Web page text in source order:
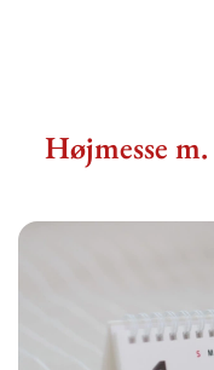
Højmesse